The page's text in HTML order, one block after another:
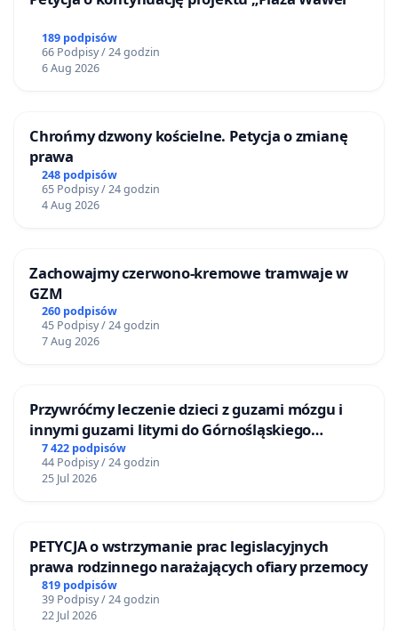
189 podpisów
66 Podpisy / 24 godzin
6 Aug 2026
Chrońmy dzwony kościelne. Petycja o zmianę
prawa
248 podpisów
65 Podpisy / 24 godzin
4 Aug 2026
Zachowajmy czerwono-kremowe tramwaje w
GZM
260 podpisów
45 Podpisy / 24 godzin
7 Aug 2026
Przywróćmy leczenie dzieci z guzami mózgu i
innymi guzami litymi do Górnośląskiego
Centrum Zdrowia Dziecka w Katowicach
7 422 podpisów
44 Podpisy / 24 godzin
25 Jul 2026
PETYCJA o wstrzymanie prac legislacyjnych
prawa rodzinnego narażających ofiary przemocy
819 podpisów
39 Podpisy / 24 godzin
22 Jul 2026